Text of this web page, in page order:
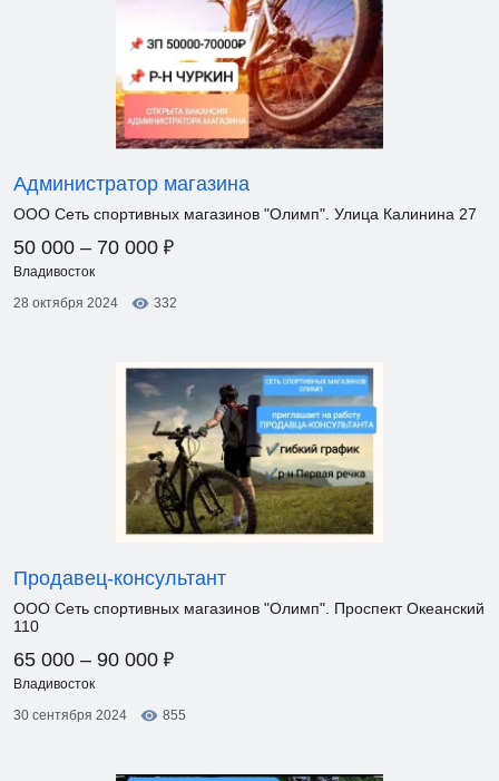
Администратор магазина
ООО Сеть спортивных магазинов "Олимп". Улица Калинина 27
50 000 – 70 000 ₽
Владивосток
28 октября 2024
332
Продавец-консультант
ООО Сеть спортивных магазинов "Олимп". Проспект Океанский
110
65 000 – 90 000 ₽
Владивосток
30 сентября 2024
855